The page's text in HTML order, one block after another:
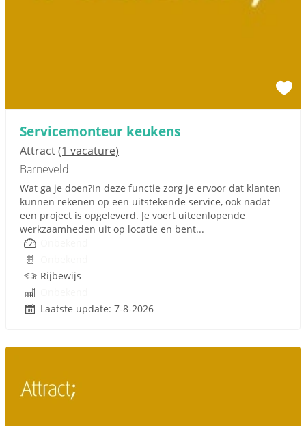
Servicemonteur keukens
Attract(1 vacature)
Barneveld
Wat ga je doen?In deze functie zorg je ervoor dat klanten
kunnen rekenen op een uitstekende service, ook nadat
een project is opgeleverd. Je voert uiteenlopende
werkzaamheden uit op locatie en bent...
Rijbewijs
Laatste update: 7-8-2026